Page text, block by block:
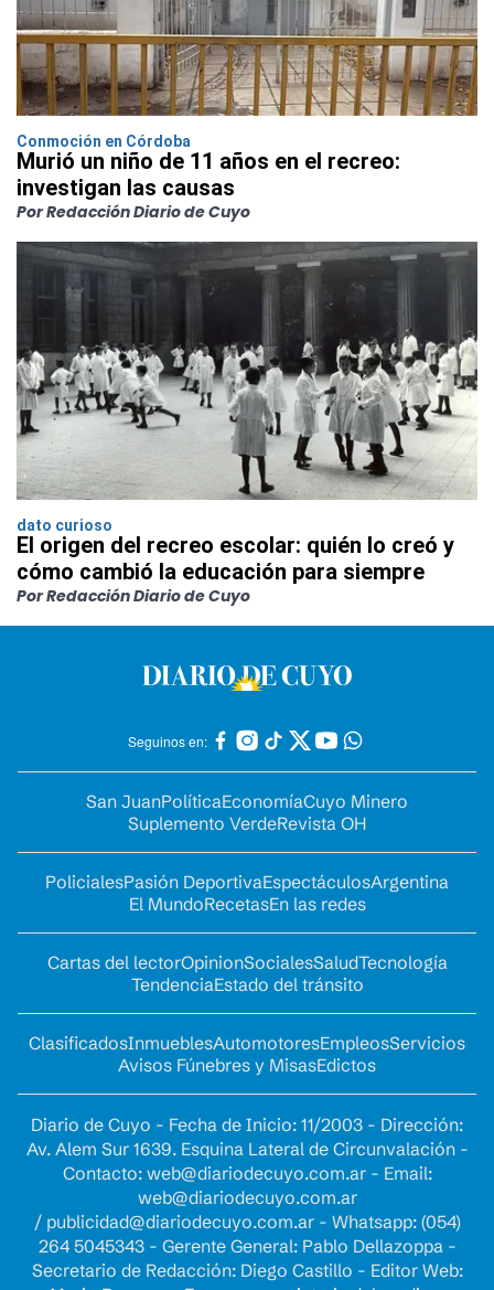
Conmoción en Córdoba
Murió un niño de 11 años en el recreo:
investigan las causas
Por Redacción Diario de Cuyo
dato curioso
El origen del recreo escolar: quién lo creó y
cómo cambió la educación para siempre
Por Redacción Diario de Cuyo
Seguinos en:
San JuanPolíticaEconomíaCuyo Minero
Suplemento VerdeRevista OH
PolicialesPasión DeportivaEspectáculosArgentina
El MundoRecetasEn las redes
Cartas del lectorOpinionSocialesSaludTecnología
TendenciaEstado del tránsito
ClasificadosInmueblesAutomotoresEmpleosServicios
Avisos Fúnebres y MisasEdictos
Diario de Cuyo - Fecha de Inicio: 11/2003 - Dirección:
Av. Alem Sur 1639. Esquina Lateral de Circunvalación -
Contacto: web@diariodecuyo.com.ar- Email:
web@diariodecuyo.com.ar
/ publicidad@diariodecuyo.com.ar- Whatsapp: (054)
264 5045343 - Gerente General: Pablo Dellazoppa -
Secretario de Redacción: Diego Castillo - Editor Web: